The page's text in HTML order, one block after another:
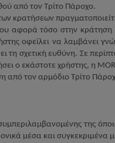
από τον Τρίτο Πάροχο.
κρατήσεων
αφορά τόσο στην κράτηση
οφείλει να λαμβάνει
τη σχετική ευθύνη. Σε
ο εκάστοτε χρήστης, η
από τον αρμόδιο Τρίτο
της
μέσα και συγκεκριμένα